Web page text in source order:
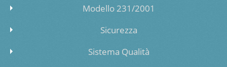
Modello 231/2001
Sicurezza
Sistema Qualità